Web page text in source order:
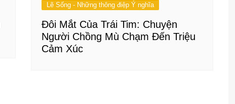
Lẽ Sống - Những thông điệp Ý nghĩa
Đôi Mắt Của Trái Tim: Chuyện
Người Chồng Mù Chạm Đến Triệu
Cảm Xúc